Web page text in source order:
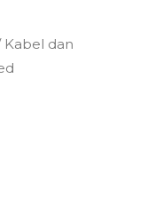
Kabel dan